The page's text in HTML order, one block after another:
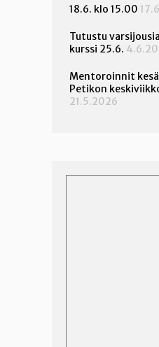
18.6. klo 15.00
Tutustu
kurssi 25.6.
Mentoroinnit
Petikon
21.5.2026